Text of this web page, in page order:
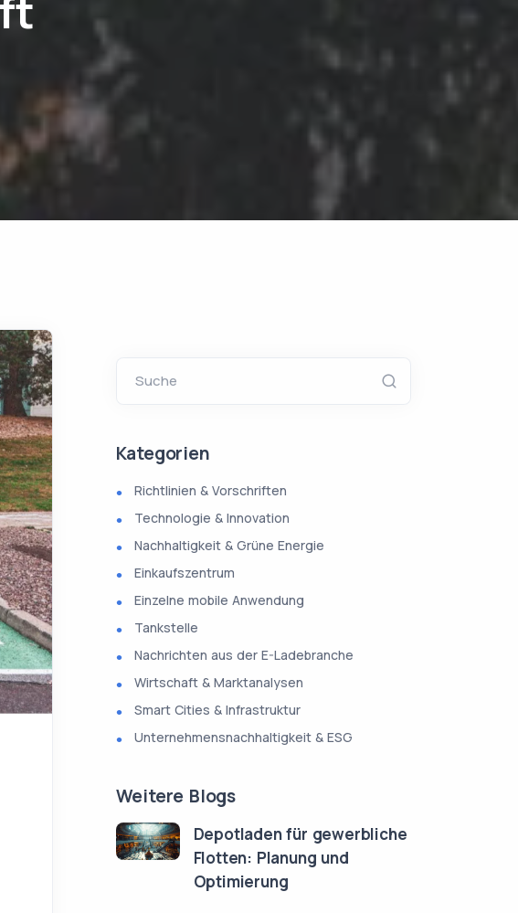
Suche
Kategorien
Richtlinien & Vorschriften
Technologie & Innovation
Nachhaltigkeit & Grüne Energie
Einkaufszentrum
Einzelne mobile Anwendung
Tankstelle
Nachrichten aus der E-Ladebranche
Wirtschaft & Marktanalysen
Smart Cities & Infrastruktur
Unternehmensnachhaltigkeit & ESG
Weitere Blogs
Depotladen für gewerbliche
Flotten: Planung und
Optimierung